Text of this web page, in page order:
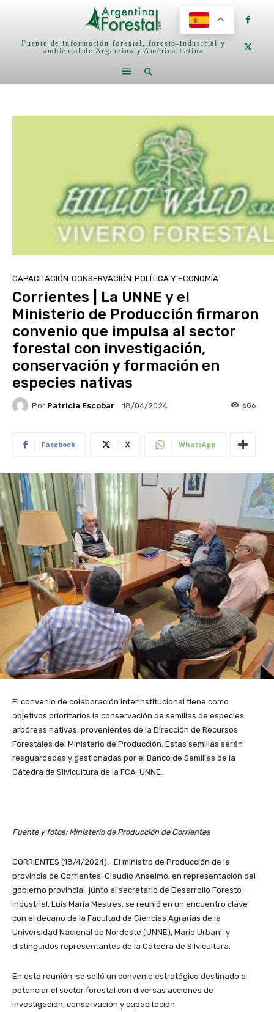
Fuente de información forestal, foresto-industrial y
ambiental de Argentina y América Latina
CAPACITACIÓN CONSERVACIÓN POLÍTICA Y ECONOMÍA
Corrientes | La UNNE y el
Ministerio de Producción firmaron
convenio que impulsa al sector
forestal con investigación,
conservación y formación en
especies nativas
Por Patricia Escobar 18/04/2024 686
Facebook X WhatsApp
El convenio de colaboración interinstitucional tiene como
objetivos prioritarios la conservación de semillas de especies
arbóreas nativas, provenientes de la Dirección de Recursos
Forestales del Ministerio de Producción. Estas semillas serán
resguardadas y gestionadas por el Banco de Semillas de la
Cátedra de Silvicultura de la FCA-UNNE.
Fuente y fotos: Ministerio de Producción de Corrientes
CORRIENTES (18/4/2024).- El ministro de Producción de la
provincia de Corrientes, Claudio Anselmo, en representación del
gobierno provincial, junto al secretario de Desarrollo Foresto-
industrial, Luis María Mestres, se reunió en un encuentro clave
con el decano de la Facultad de Ciencias Agrarias de la
Universidad Nacional de Nordeste (UNNE), Mario Urbani, y
distinguidos representantes de la Cátedra de Silvicultura.
En esta reunión, se selló un convenio estratégico destinado a
potenciar el sector forestal con diversas acciones de
investigación, conservación y capacitación.